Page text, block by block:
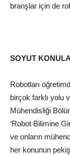
branşlar için de
SOYUT
Robotları
birçok farklı yolu
Mühendisliği
‘Robot Bilimine
ve onların
her konunun